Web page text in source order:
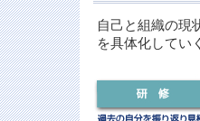
自己と組織の現
を具体化してい